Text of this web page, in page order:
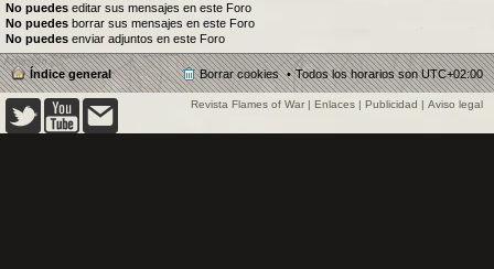
No puedes editar sus mensajes en este Foro
No puedes borrar sus mensajes en este Foro
No puedes enviar adjuntos en este Foro
Índice general Todos los horarios sonUTC+02:00
Borrar cookies
Revista Flames of War | Enlaces | Publicidad | Aviso legal